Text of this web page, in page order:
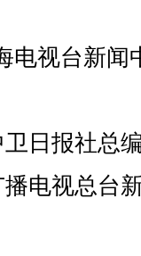
视台新闻
报社总
总台新